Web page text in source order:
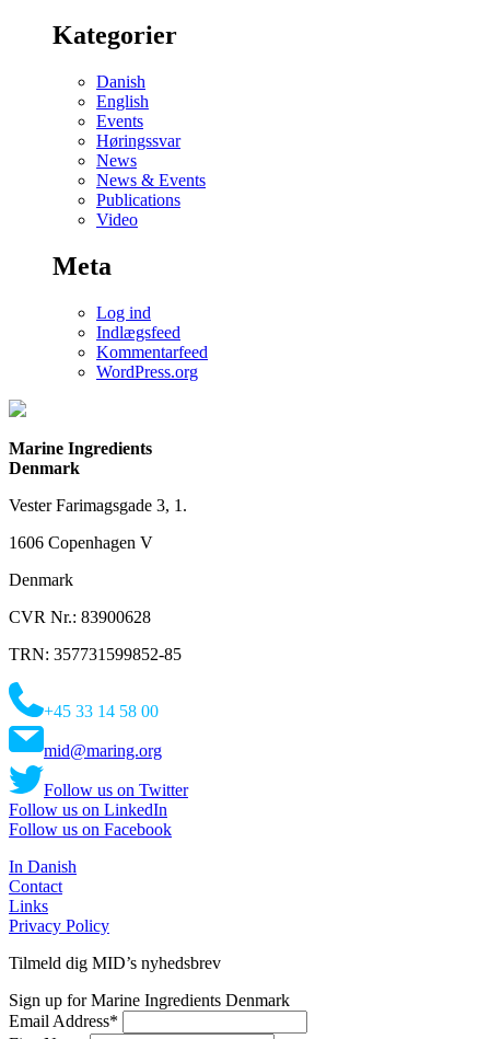
Kategorier
Danish
English
Events
Høringssvar
News
News & Events
Publications
Video
Meta
Log ind
Indlægsfeed
Kommentarfeed
WordPress.org
Marine Ingredients
Denmark
Vester Farimagsgade 3, 1.
1606 Copenhagen V
Denmark
CVR Nr.: 83900628
TRN: 357731599852-85
+45 33 14 58 00
mid@maring.org
Follow us on Twitter
Follow us on LinkedIn
Follow us on Facebook
In Danish
Contact
Links
Privacy Policy
Tilmeld dig MID’s nyhedsbrev
Sign up for Marine Ingredients Denmark
Email Address*